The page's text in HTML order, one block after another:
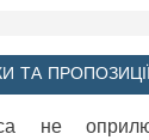
ТА ПРОПОЗИЦІЇ
не